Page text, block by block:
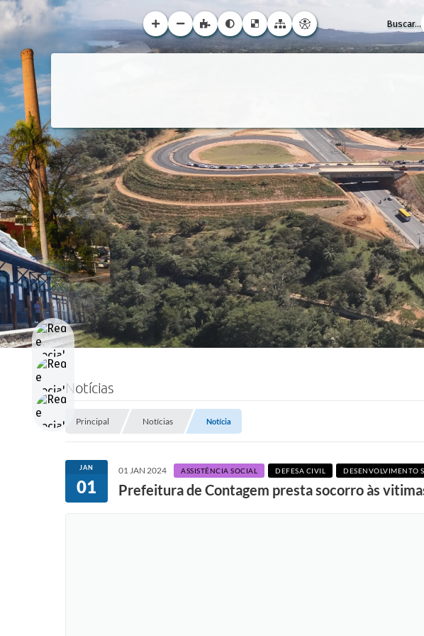
Buscar...
Notícias
Principal Notícias Notícia
JAN
01
01 JAN 2024 ASSISTÊNCIA SOCIAL DEFESA CIVIL DESENVOLVIMENTO
Prefeitura de Contagem presta socorro às